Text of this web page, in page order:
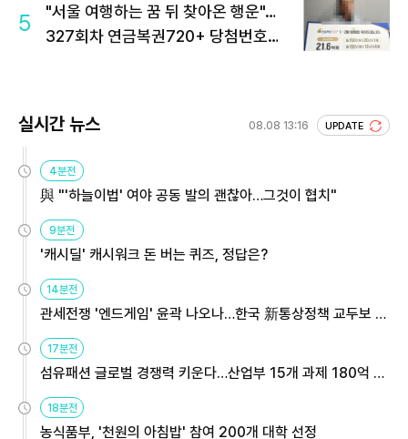
5
"서울 여행하는 꿈 뒤 찾아온 행운"…
327회차 연금복권720+ 당첨번호조
실시간 뉴스 08.08 13:16 UPDATE
4분전
與 "'하늘이법' 여야 공동 발의 괜찮아…그것이 협치"
9분전
'캐시딜' 캐시워크 돈 버는 퀴즈, 정답은?
14분전
관세전쟁 '엔드게임' 윤곽 나오나…한국 新통상정책 교두보 활
용해야
17분전
섬유패션 글로벌 경쟁력 키운다…산업부 15개 과제 180억 지
원
18분전
농식품부, '천원의 아침밥' 참여 200개 대학 선정